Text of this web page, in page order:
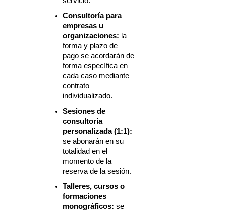
Consultoría para
empresas u
organizaciones: la
forma y plazo de
pago se acordarán de
forma específica en
cada caso mediante
contrato
individualizado.
Sesiones de
consultoría
personalizada (1:1):
se abonarán en su
totalidad en el
momento de la
reserva de la sesión.
Talleres, cursos o
formaciones
monográficos: se